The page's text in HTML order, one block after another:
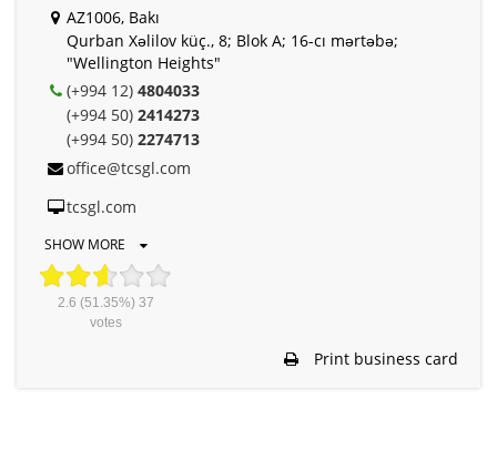
AZ1006, Bakı
Qurban Xəlilov küç., 8; Blok A; 16-cı mərtəbə;
"Wellington Heights"
(+994 12) 4804033
(+994 50) 2414273
(+994 50) 2274713
office@tcsgl.com
tcsgl.com
SHOW MORE
2.6 (51.35%) 37
votes
Print business card